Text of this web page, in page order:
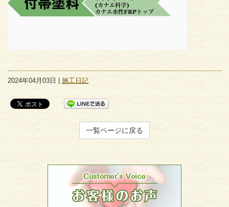
2024年04月03日 | 施工日記
一覧ページに戻る